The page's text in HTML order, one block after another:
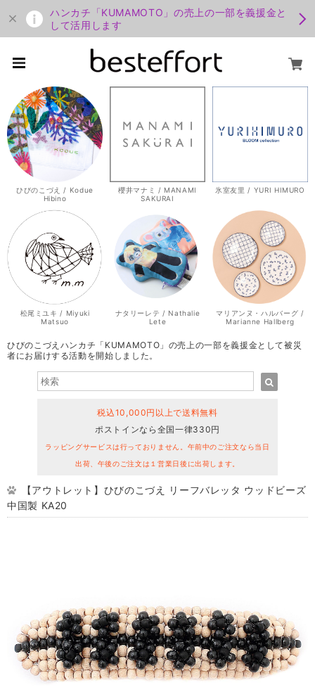
ハンカチ「KUMAMOTO」の売上の一部を義援金と
して活用します
ひびのこづえ / Kodue
Hibino
櫻井マナミ / MANAMI
SAKURAI
氷室友里 / YURI HIMURO
松尾ミユキ / Miyuki
Matsuo
ナタリーレテ / Nathalie
Lete
マリアンヌ・ハルバーグ /
Marianne Hallberg
ひびのこづえハンカチ「KUMAMOTO」の売上の一部を義援金として被災
者にお届けする活動を開始しました。
税込10,000円以上で送料無料
ポストインなら全国一律330円
ラッピングサービスは行っておりません。午前中のご注文なら当日
出荷、午後のご注文は１営業日後に出荷します。
【アウトレット】ひびのこづえ リーフバレッタ ウッドビーズ
中国製 KA20